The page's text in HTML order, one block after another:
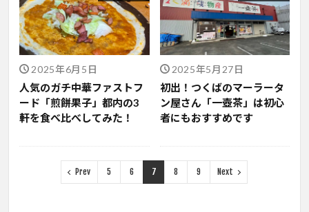
2025年6月5日
人気のガチ中華ファストフ
ード「煎餅果子」都内の3
軒を食べ比べしてみた！
2025年5月27日
初出！つくばのマーラータ
ン屋さん「一壺茶」は初心
者にもおすすめです
Prev 5 6 7 8 9 Next